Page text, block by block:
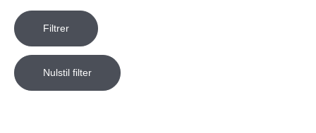
Filtrer
Nulstil filter